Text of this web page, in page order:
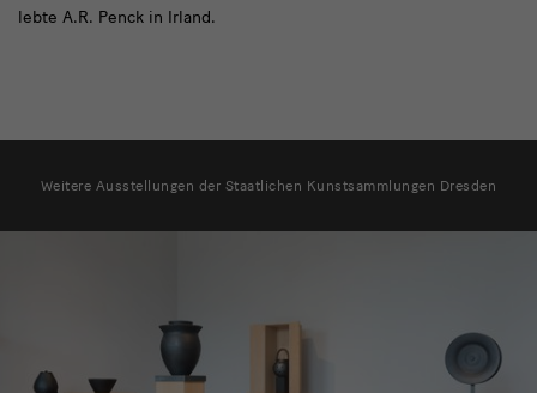
lebte A.R. Penck in Irland.
Weitere Ausstellungen der Staatlichen Kunstsammlungen Dresden